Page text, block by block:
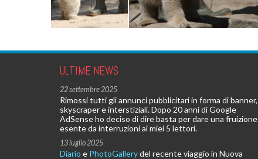
ULTIME NEWS
22 settembre 2025
Rimossi tutti gli annunci pubblicitari in forma di banner,
skyscraper e interstiziali. Dopo 20 anni di Google
AdSense ho deciso di dire basta per dare una fruizione
esente da interruzioni ai miei 5 lettori.
13 luglio 2025
Diario e PhotoGallerydel recente viaggio in Nuova